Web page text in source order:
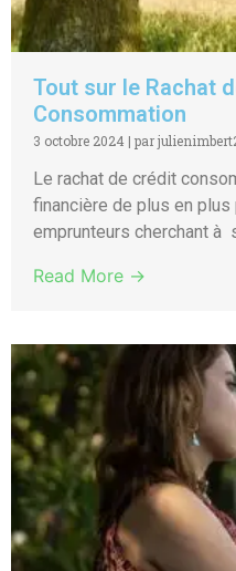
Tout sur le Rachat
Consommation
3 octobre 2024 | par
Le rachat de crédit
financière de plus en
emprunteurs cherchant à
Read More →